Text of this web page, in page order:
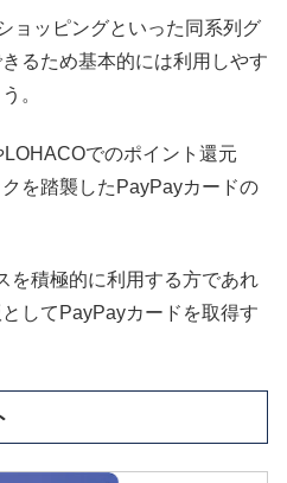
ョッピングといった同系列グ
るため基本的には利用しやす
。
でのポイント還元
を踏襲したPayPayカードの
を積極的に利用する方であれ
してPayPayカードを取得す